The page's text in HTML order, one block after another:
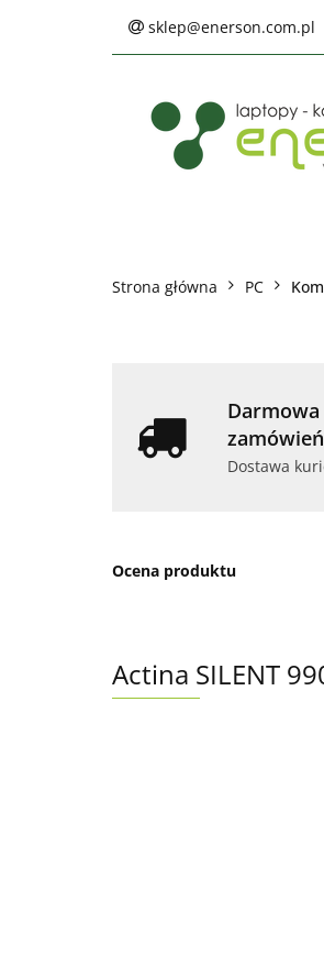
sklep@enerson.com.pl
Serwis
Praca
Strona główna PC
Darmowa
Dostawa
Ocena produktu
Actina SILENT